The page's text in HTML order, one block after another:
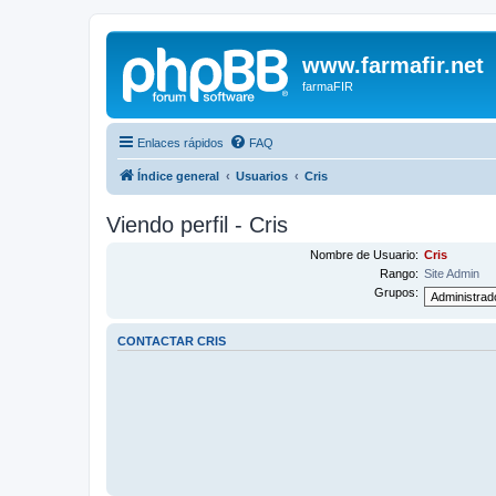
www.farmafir.net
farmaFIR
Enlaces rápidos FAQ
Índice general Usuarios Cris
Viendo perfil - Cris
Nombre de Usuario: Cris
Rango: Site Admin
Grupos:
CONTACTAR CRIS